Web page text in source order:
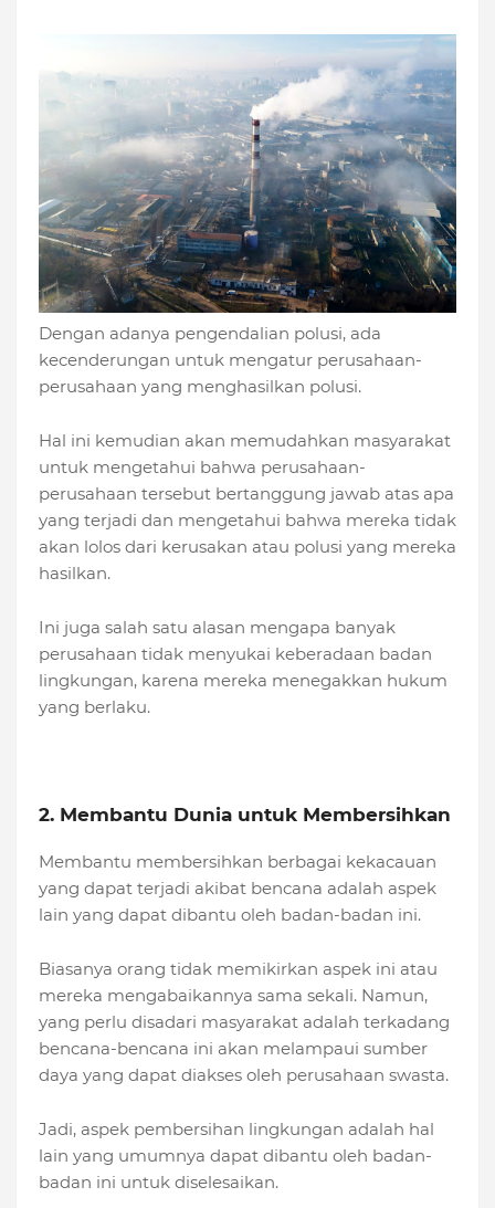
Dengan adanya pengendalian polusi, ada
kecenderungan untuk mengatur perusahaan-
perusahaan yang menghasilkan polusi.
Hal ini kemudian akan memudahkan masyarakat
untuk mengetahui bahwa perusahaan-
perusahaan tersebut bertanggung jawab atas apa
yang terjadi dan mengetahui bahwa mereka tidak
akan lolos dari kerusakan atau polusi yang mereka
hasilkan.
Ini juga salah satu alasan mengapa banyak
perusahaan tidak menyukai keberadaan badan
lingkungan, karena mereka menegakkan hukum
yang berlaku.
2. Membantu Dunia untuk Membersihkan
Membantu membersihkan berbagai kekacauan
yang dapat terjadi akibat bencana adalah aspek
lain yang dapat dibantu oleh badan-badan ini.
Biasanya orang tidak memikirkan aspek ini atau
mereka mengabaikannya sama sekali. Namun,
yang perlu disadari masyarakat adalah terkadang
bencana-bencana ini akan melampaui sumber
daya yang dapat diakses oleh perusahaan swasta.
Jadi, aspek pembersihan lingkungan adalah hal
lain yang umumnya dapat dibantu oleh badan-
badan ini untuk diselesaikan.